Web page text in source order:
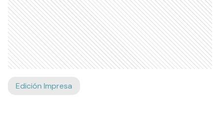
Edición Impresa